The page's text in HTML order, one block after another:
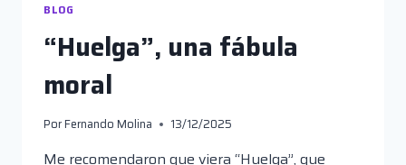
BLOG
“Huelga”, una fábula
moral
PorFernando Molina 13/12/2025
Me recomendaron que viera “Huelga”, que